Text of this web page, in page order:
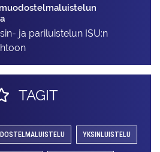
ja pariluistelun ISU:n
TAGIT
YKSINLUISTELU